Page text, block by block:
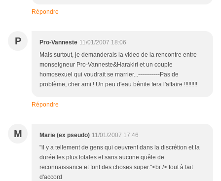
Répondre
P Pro-Vanneste 11/01/2007 18:06
Mais surtout, je demanderais la video de la rencontre entre
monseigneur Pro-Vanneste&Harakiri et un couple
homosexuel qui voudrait se marrier...-----------Pas de
problème, cher ami ! Un peu d'eau bénite fera l'affaire !!!!!!!!!
Répondre
M Marie (ex pseudo) 11/01/2007 17:46
"il y a tellement de gens qui oeuvrent dans la discrétion et la
durée les plus totales et sans aucune quête de
reconnaissance et font des choses super."<br /> tout à fait
d'accord